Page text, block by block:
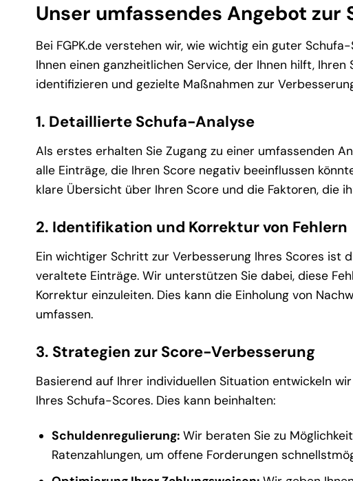
Unser umfassendes Angebot
Bei FGPK.de verstehen wir, wie wichtig ein guter
Ihnen einen ganzheitlichen Service, der Ihnen hilft,
identifizieren und gezielte Maßnahmen zur
1. Detaillierte Schufa-Analyse
Als erstes erhalten Sie Zugang zu einer umfassenden
alle Einträge, die Ihren Score negativ beeinflussen
klare Übersicht über Ihren Score und die Faktoren, die
2. Identifikation und Korrektur von Fehlern
Ein wichtiger Schritt zur Verbesserung Ihres Scores
veraltete Einträge. Wir unterstützen Sie dabei, diese
Korrektur einzuleiten. Dies kann die Einholung von
umfassen.
3. Strategien zur Score-Verbesserung
Basierend auf Ihrer individuellen Situation entwickeln
Ihres Schufa-Scores. Dies kann beinhalten:
Schuldenregulierung:Wir beraten Sie zu
Ratenzahlungen, um offene Forderungen